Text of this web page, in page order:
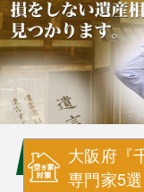
大阪府『
専門家5選